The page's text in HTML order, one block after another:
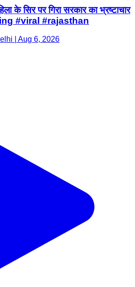
के सिर पर गिरा सरकार का भ्रष्टाचार
#viral #rajasthan
| Aug 6, 2026